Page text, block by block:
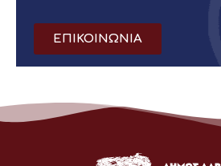
ΕΠΙΚΟΙΝΩΝΙΑ